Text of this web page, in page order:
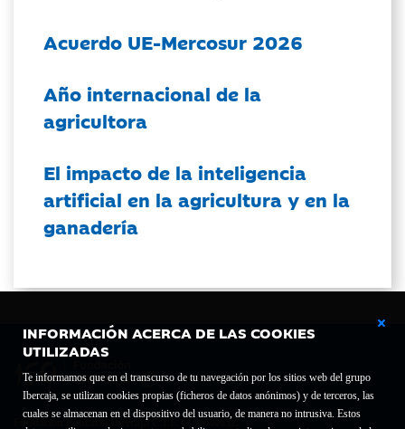
INFORMACIÓN ACERCA DE LAS COOKIES
UTILIZADAS
Te informamos que en el transcurso de tu navegación por los sitios web del grupo
Ibercaja, se utilizan cookies propias (ficheros de datos anónimos) y de terceros, las
cuales se almacenan en el dispositivo del usuario, de manera no intrusiva. Estos
Acuerdo UE-Mercosur 2026
Año internacional de la
agricultora
El impacto de la inteligencia
artificial en la agricultura y en la
ganadería
Fundación Bancaria Ibercaja C.I.F. G-50000652.